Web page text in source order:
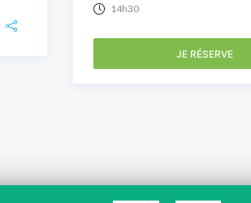
14h30
JE RÉSERVE